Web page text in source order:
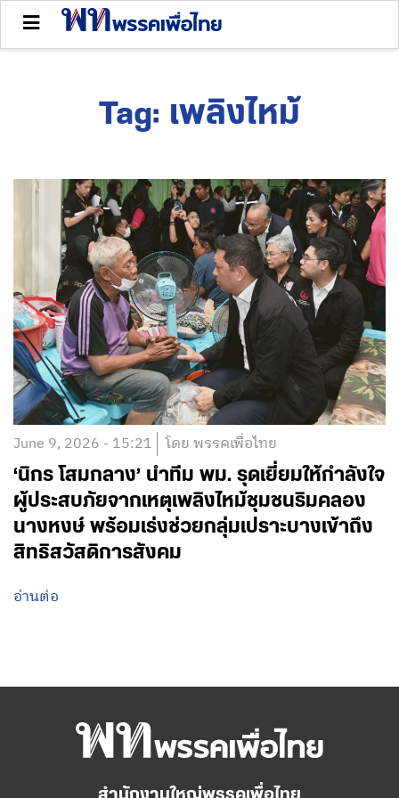
Tag: เพลิงไหม้
June 9, 2026 - 15:21 โดย พรรคเพื่อไทย
‘นิกร โสมกลาง’ นำทีม พม. รุดเยี่ยมให้กำลังใจ
ผู้ประสบภัยจากเหตุเพลิงไหม้ชุมชนริมคลอง
นางหงษ์ พร้อมเร่งช่วยกลุ่มเปราะบางเข้าถึง
สิทธิสวัสดิการสังคม
อ่านต่อ